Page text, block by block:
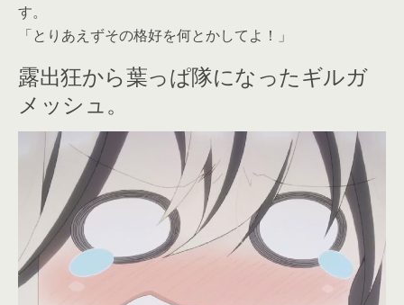
す。
「とりあえずその格好を何とかしてよ！」
露出狂から葉っぱ隊になったギルガ
メッシュ。